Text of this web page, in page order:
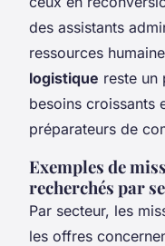
des assistants
ressources
logistique reste un
besoins croissants
préparateurs de
Exemples de
recherchés par
Par secteur, les
les offres